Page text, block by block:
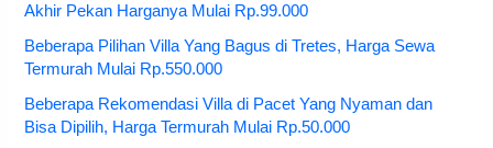
Akhir Pekan Harganya Mulai Rp.99.000
Beberapa Pilihan Villa Yang Bagus di Tretes, Harga Sewa
Termurah Mulai Rp.550.000
Beberapa Rekomendasi Villa di Pacet Yang Nyaman dan
Bisa Dipilih, Harga Termurah Mulai Rp.50.000